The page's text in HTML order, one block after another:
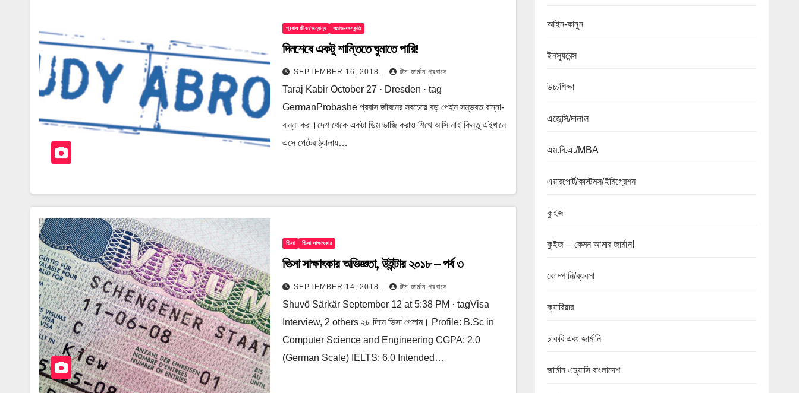
প্রবাস জীবন/অন্যান্য সমাজ-সংস্কৃতি
দিনশেষে একটু শান্তিতে ঘুমাতে পারি!
SEPTEMBER 16, 2018 টিম জার্মান প্রবাসে
Taraj Kabir October 27 · Dresden · tag
GermanProbashe প্রবাস জীবনের সবচেয়ে বড় পেইন সম্ভবত রান্না-
বান্না করা।দেশ থেকে একটা ডিম ভাজি করাও শিখে আসি নাই কিন্তু এইখানে
এসে পেটের ঠ্যালায়…
ভিসা ভিসা সাক্ষাৎকার
ভিসা সাক্ষাৎকার অভিজ্ঞতা, উইন্টার ২০১৮ – পর্ব ৩
SEPTEMBER 14, 2018 টিম জার্মান প্রবাসে
Shuvö Särkär September 12 at 5:38 PM · tagVisa
Interview, 2 others ২৮ দিনে ভিসা পেলাম। Profile: B.Sc in
Computer Science and Engineering CGPA: 2.0
(German Scale) IELTS: 6.0 Intended…
আইন-কানুন
ইনস্যুরেন্স
উচ্চশিক্ষা
এজেন্সি/দালাল
এম.বি.এ./MBA
এয়ারপোর্ট/কাস্টমস/ইমিগ্রেশন
কুইজ
কুইজ – কেমন আমার জার্মান!
কোম্পানি/ব্যবসা
ক্যারিয়ার
চাকরি এবং জার্মানি
জার্মান এম্ব্যাসি বাংলাদেশ